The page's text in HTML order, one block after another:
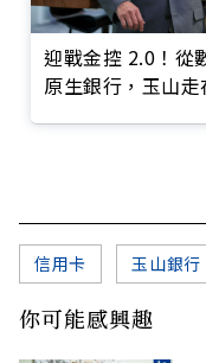
迎戰金控 2.0！從
原生銀行，玉山
信用卡 玉山銀行
你可能感興趣